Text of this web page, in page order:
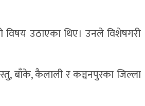
विषय उठाएका थिए। उनले विशेषगरी
बाँके, कैलाली र कञ्चनपुरका जिल्ला